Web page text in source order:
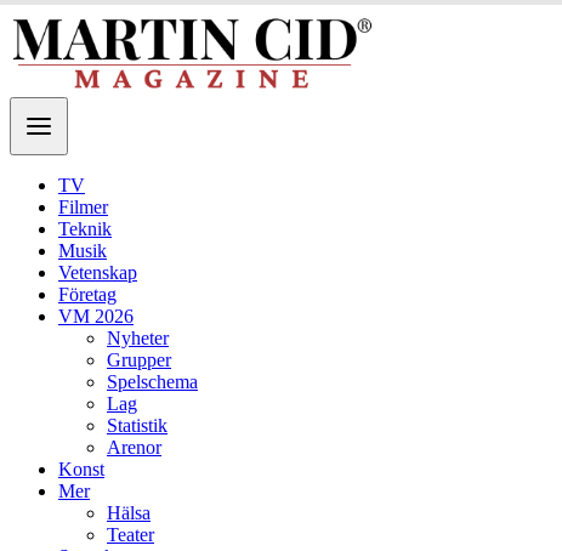
TV
Filmer
Teknik
Musik
Vetenskap
Företag
VM 2026
Nyheter
Grupper
Spelschema
Lag
Statistik
Arenor
Konst
Mer
Hälsa
Teater